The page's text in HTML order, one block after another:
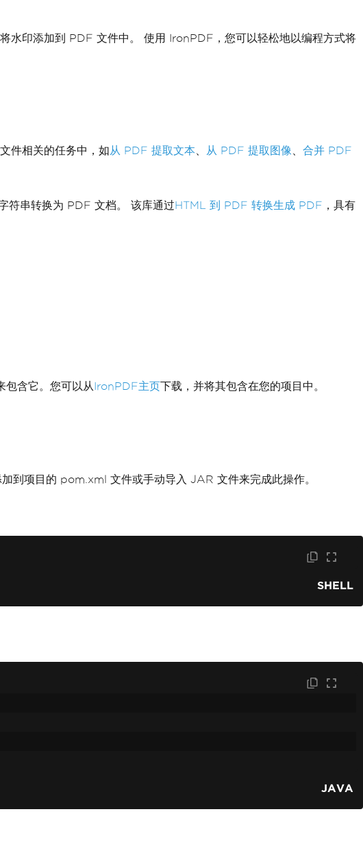
水印添加到 PDF 文件中。 使用 IronPDF，您可以轻松地以编程方式将
件相关的任务中，如从 PDF 提取文本 从 PDF 提取图像
合并 PDF
符串转换为 PDF 文档。 该库通过HTML 到 PDF 转换生成 PDF ，具有
含它。您可以从IronPDF主页下载，并将其包含在您的项目中。
到项目的 pom.xml 文件或手动导入 JAR 文件来完成此操作。
SHELL
JAVA